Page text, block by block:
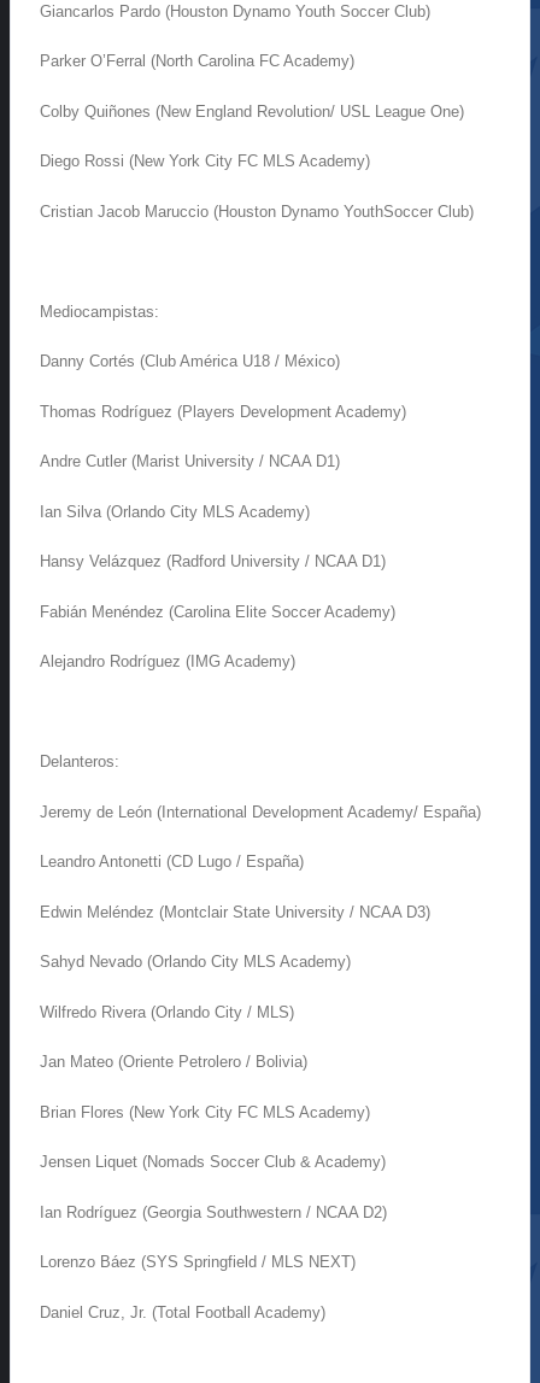
Giancarlos Pardo (Houston Dynamo Youth Soccer Club)
Parker O’Ferral (North Carolina FC Academy)
Colby Quiñones (New England Revolution/ USL League One)
Diego Rossi (New York City FC MLS Academy)
Cristian Jacob Maruccio (Houston Dynamo YouthSoccer Club)
Mediocampistas:
Danny Cortés (Club América U18 / México)
Thomas Rodríguez (Players Development Academy)
Andre Cutler (Marist University / NCAA D1)
Ian Silva (Orlando City MLS Academy)
Hansy Velázquez (Radford University / NCAA D1)
Fabián Menéndez (Carolina Elite Soccer Academy)
Alejandro Rodríguez (IMG Academy)
Delanteros:
Jeremy de León (International Development Academy/ España)
Leandro Antonetti (CD Lugo / España)
Edwin Meléndez (Montclair State University / NCAA D3)
Sahyd Nevado (Orlando City MLS Academy)
Wilfredo Rivera (Orlando City / MLS)
Jan Mateo (Oriente Petrolero / Bolivia)
Brian Flores (New York City FC MLS Academy)
Jensen Liquet (Nomads Soccer Club & Academy)
Ian Rodríguez (Georgia Southwestern / NCAA D2)
Lorenzo Báez (SYS Springfield / MLS NEXT)
Daniel Cruz, Jr. (Total Football Academy)